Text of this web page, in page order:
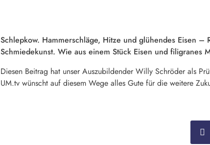
Schlepkow. Hammerschläge, Hitze und glühendes Eisen
Schmiedekunst. Wie aus einem Stück Eisen und filigranes
Diesen Beitrag hat unser Auszubildender Willy Schröder als
UM.tv wünscht auf diesem Wege alles Gute für die weitere